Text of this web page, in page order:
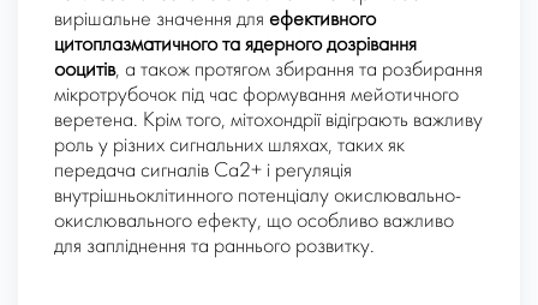
вирішальне значення для ефективного
цитоплазматичного та ядерного дозрівання
ооцитів, а також протягом збирання та розбирання
мікротрубочок під час формування мейотичного
веретена. Крім того, мітохондрії відіграють важливу
роль у різних сигнальних шляхах, таких як
передача сигналів Ca2+ і регуляція
внутрішньоклітинного потенціалу окислювально-
окислювального ефекту, що особливо важливо
для запліднення та раннього розвитку.